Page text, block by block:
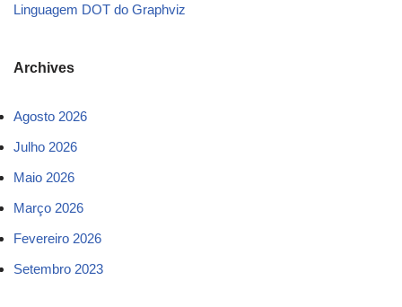
Linguagem DOT do Graphviz
Archives
Agosto 2026
Julho 2026
Maio 2026
Março 2026
Fevereiro 2026
Setembro 2023